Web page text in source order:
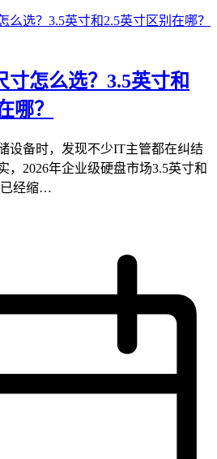
寸怎么选？3.5英寸和
哪？
设备时，发现不少IT主管都在纠结
，2026年企业级硬盘市场3.5英寸和
已经缩…